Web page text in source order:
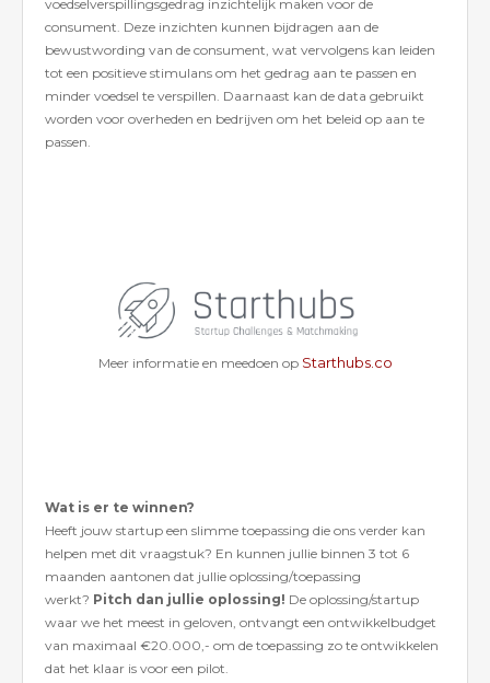
voedselverspillingsgedrag inzichtelijk maken voor de
consument. Deze inzichten kunnen bijdragen aan de
bewustwording van de consument, wat vervolgens kan leiden
tot een positieve stimulans om het gedrag aan te passen en
minder voedsel te verspillen. Daarnaast kan de data gebruikt
worden voor overheden en bedrijven om het beleid op aan te
passen.
Meer informatie en meedoen op Starthubs.co
Wat is er te winnen?
Heeft jouw startup een slimme toepassing die ons verder kan
helpen met dit vraagstuk? En kunnen jullie binnen 3 tot 6
maanden aantonen dat jullie oplossing/toepassing
werkt? Pitch dan jullie oplossing! De oplossing/startup
waar we het meest in geloven, ontvangt een ontwikkelbudget
van maximaal €20.000,- om de toepassing zo te ontwikkelen
dat het klaar is voor een pilot.